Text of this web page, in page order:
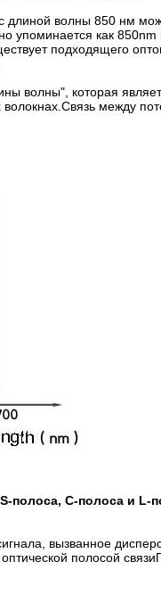
длиной волны 850 нм
упоминается как
подходящего
волны", которая
между
полоса, C-полоса и L-
вызванное
полосой